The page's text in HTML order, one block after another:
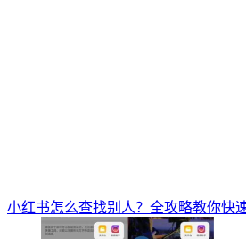
小红书怎么查找别人？全攻略教你快